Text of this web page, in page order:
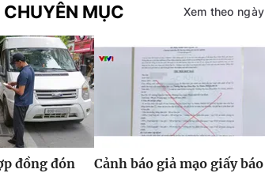
MỤC Xem theo ngày
đồng đón
Cảnh báo giả mạo giấy báo